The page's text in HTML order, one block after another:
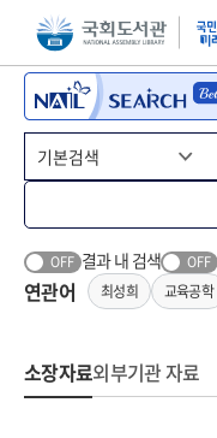
본문 바로가기주메뉴 바로가기
OFF 결과 내 검색 OFF
연관어 최성희 교육공학
소장자료외부기관 자료